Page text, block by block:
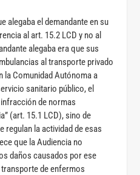
alegaba el demandante en su
al art. 15.2 LCD y no al
alegaba era que sus
al transporte privado
la Comunidad Autónoma a
sanitario público, el
de normas
(art. 15.1 LCD), sino de
regulan la actividad de esas
que la Audiencia no
daños causados por ese
transporte de enfermos